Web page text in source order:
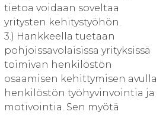
tietoa voidaan soveltaa
yritysten kehitystyöhön.
3.) Hankkeella tuetaan
pohjoissavolaisissa yrityksissä
toimivan henkilöstön
osaamisen kehittymisen avulla
henkilöstön työhyvinvointia ja
motivointia. Sen myötä